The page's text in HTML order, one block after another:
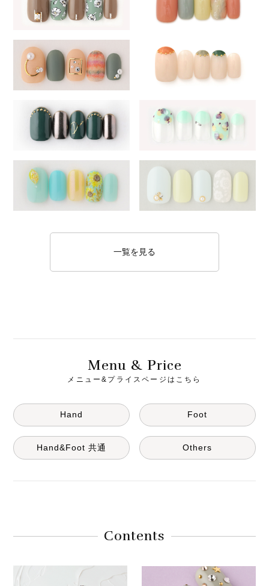
一覧を見る
Menu & Price
メニュー&プライスページはこちら
Hand Foot
Hand&Foot 共通 Others
Contents